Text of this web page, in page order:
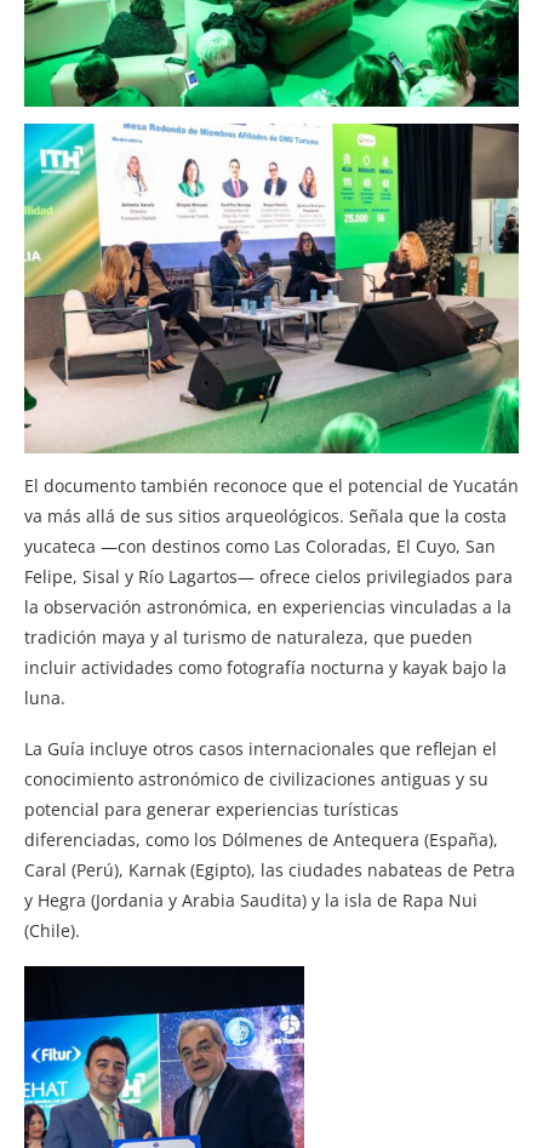
El documento también reconoce que el potencial de Yucatán
va más allá de sus sitios arqueológicos. Señala que la costa
yucateca —con destinos como Las Coloradas, El Cuyo, San
Felipe, Sisal y Río Lagartos— ofrece cielos privilegiados para
la observación astronómica, en experiencias vinculadas a la
tradición maya y al turismo de naturaleza, que pueden
incluir actividades como fotografía nocturna y kayak bajo la
luna.
La Guía incluye otros casos internacionales que reflejan el
conocimiento astronómico de civilizaciones antiguas y su
potencial para generar experiencias turísticas
diferenciadas, como los Dólmenes de Antequera (España),
Caral (Perú), Karnak (Egipto), las ciudades nabateas de Petra
y Hegra (Jordania y Arabia Saudita) y la isla de Rapa Nui
(Chile).